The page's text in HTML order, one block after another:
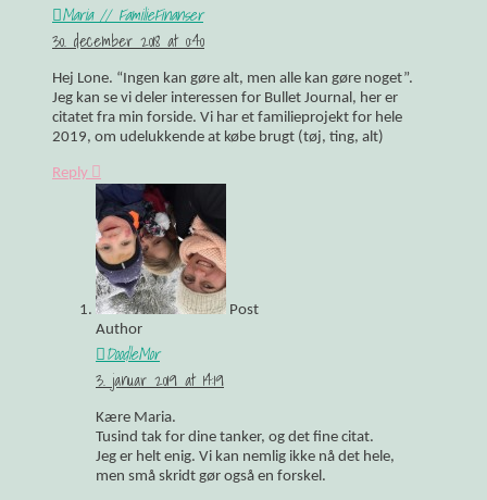
Maria // FamilieFinanser
30. december 2018 at 0:40
Hej Lone. “Ingen kan gøre alt, men alle kan gøre noget”.
Jeg kan se vi deler interessen for Bullet Journal, her er
citatet fra min forside. Vi har et familieprojekt for hele
2019, om udelukkende at købe brugt (tøj, ting, alt)
Reply
Post
Author
DoodleMor
3. januar 2019 at 14:19
Kære Maria.
Tusind tak for dine tanker, og det fine citat.
Jeg er helt enig. Vi kan nemlig ikke nå det hele,
men små skridt gør også en forskel.